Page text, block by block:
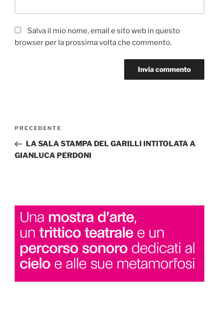
Salva il mio nome, email e sito web in questo
browser per la prossima volta che commento.
Navigazione
Articolo
precedente:
PRECEDENTE
LA SALA STAMPA DEL GARILLI INTITOLATA A
GIANLUCA PERDONI